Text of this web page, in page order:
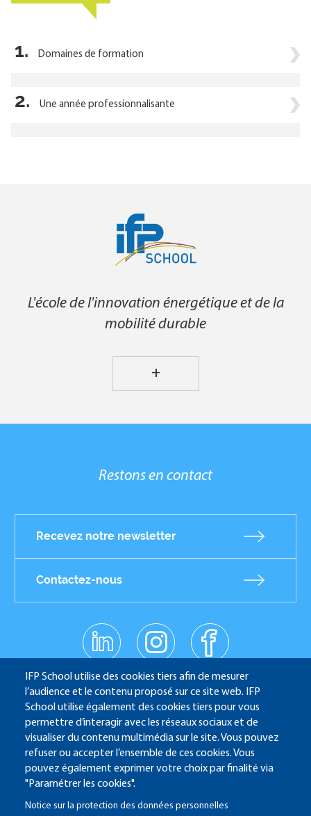
IFP School utilise des cookies tiers afin de mesurer
l’audience et le contenu proposé sur ce site web. IFP
School utilise également des cookies tiers pour vous
permettre d’interagir avec les réseaux sociaux et de
visualiser du contenu multimédia sur le site. Vous pouvez
refuser ou accepter l’ensemble de ces cookies. Vous
pouvez également exprimer votre choix par finalité via
"Paramétrer les cookies".
Notice sur la protection des données personnelles
1. Domaines de formation
2. Une année professionnalisante
L'école de l'innovation énergétique et de la
mobilité durable
+
Restons en contact
Recevez notre newsletter
Contactez-nous
Réseaux
sociaux
linkedin
instagr
am
facebo
ok
youtub
e
IFP School - 232 Avenue Napoléon Bonaparte - 92852
Rueil-Malmaison